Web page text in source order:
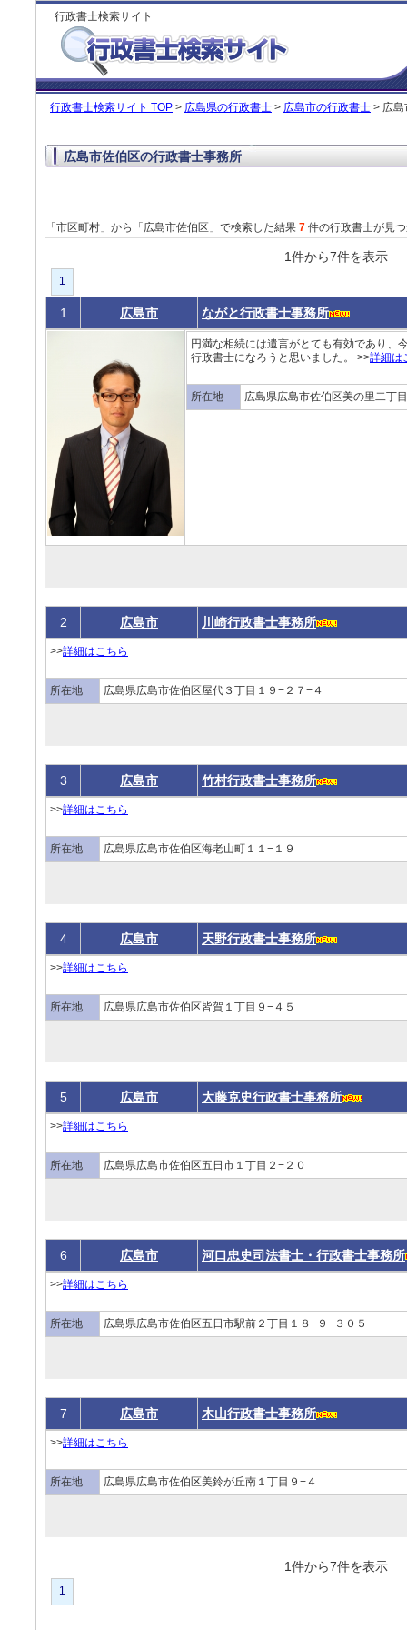
行政書士検索サイト
行政書士検索サイト TOP > 広島県の行政書士 > 広島市の行政書士 > 広島
広島市佐伯区の行政書士事務所
「市区町村」から「広島市佐伯区」で検索した結果 7 件の行政書士が見
1件から7件を表
1
1 広島市 ながと行政書士事務所
円満な相続には遺言がとても有効であり、
行政書士になろうと思いました。 >>詳細は
所在地 広島県広島市佐伯区美の里二丁
2 広島市 川崎行政書士事務所
>>詳細はこちら
所在地 広島県広島市佐伯区屋代３丁目１９−２７−４
3 広島市 竹村行政書士事務所
>>詳細はこちら
所在地 広島県広島市佐伯区海老山町１１−１９
4 広島市 天野行政書士事務所
>>詳細はこちら
所在地 広島県広島市佐伯区皆賀１丁目９−４５
5 広島市 大藤克史行政書士事務所
>>詳細はこちら
所在地 広島県広島市佐伯区五日市１丁目２−２０
6 広島市 河口忠史司法書士・行政書士事務所
>>詳細はこちら
所在地 広島県広島市佐伯区五日市駅前２丁目１８−９−３０５
7 広島市 木山行政書士事務所
>>詳細はこちら
所在地 広島県広島市佐伯区美鈴が丘南１丁目９−４
1件から7件を表
1